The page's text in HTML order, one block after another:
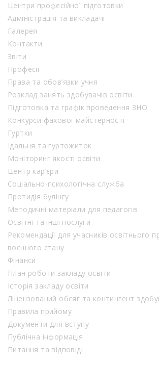
Центри професійної підготовки
Адміністрація та викладачі
Галерея
Контакти
Звіти
Професії
Права та обов’язки учня
Розклад занять здобувачів освіти
Підготовка та графік проведення ЗНО
Конкурси фахової майстерності
Гуртки
Їдальня та гуртожиток
Моніторинг якості освіти
Центр кар’єри
Соціально-психологічна служба
Протидія булінгу
Методичні матеріали для педагогів
Освітні та інші послуги
Рекомендації для учасників освітнього
воєнного стану
Фінанси
План роботи закладу освіти
Історія закладу освіти
Ліцензований обсяг та контингент
Правила прийому
Документи для вступу
Публічна інформація
Питання та відповіді